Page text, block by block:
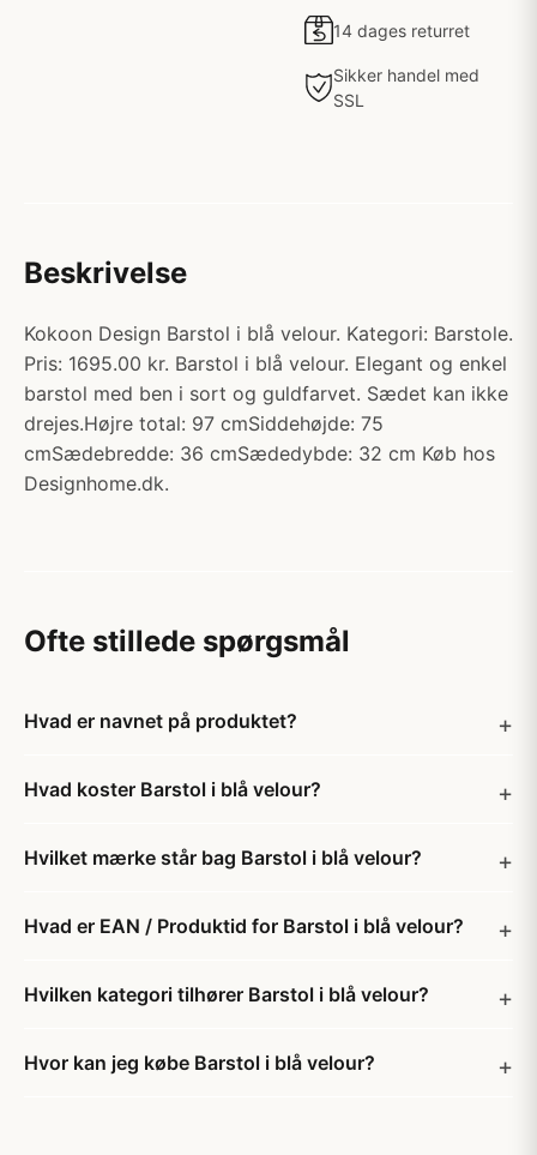
14 dages returret
Sikker handel med
SSL
Beskrivelse
Kokoon Design Barstol i blå velour. Kategori: Barstole.
Pris: 1695.00 kr. Barstol i blå velour. Elegant og enkel
barstol med ben i sort og guldfarvet. Sædet kan ikke
drejes.Højre total: 97 cmSiddehøjde: 75
cmSædebredde: 36 cmSædedybde: 32 cm Køb hos
Designhome.dk.
Ofte stillede spørgsmål
Hvad er navnet på produktet?
Hvad koster Barstol i blå velour?
Hvilket mærke står bag Barstol i blå velour?
Hvad er EAN / Produktid for Barstol i blå velour?
Hvilken kategori tilhører Barstol i blå velour?
Hvor kan jeg købe Barstol i blå velour?